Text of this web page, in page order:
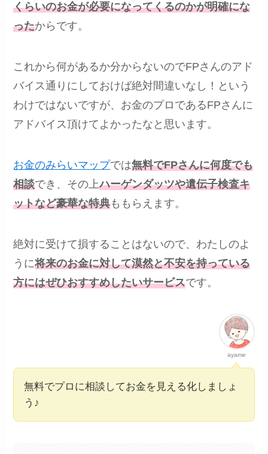
くらいのお金が必要になってくるのかが明確にな
ったからです。
これから何があるか分からないのでFPさんのアド
バイス通りにしておけば絶対間違いなし！という
わけではないですが、お金のプロであるFPさんに
アドバイス頂けてよかったなと思います。
お金のみらいマップでは無料でFPさんに何度でも
相談でき、その上ハーゲンダッツや遺伝子検査キ
ットなど豪華な特典ももらえます。
絶対に受けて損することはないので、わたしのよ
うに将来のお金に対して漠然と不安を持っている
方にはぜひおすすめしたいサービスです。
ayame
無料でプロに相談してお金を見える化しましょ
う♪